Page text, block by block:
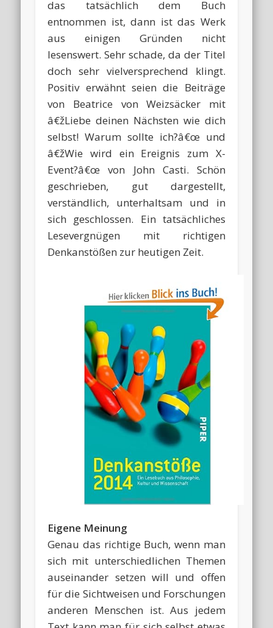
das tatsächlich dem Buch
entnommen ist, dann ist das Werk
aus einigen Gründen nicht
lesenswert. Sehr schade, da der Titel
doch sehr vielversprechend klingt.
Positiv erwähnt seien die Beiträge
von Beatrice von Weizsäcker mit
â€žLiebe deinen Nächsten wie dich
selbst! Warum sollte ich?â€œ und
â€žWie wird ein Ereignis zum X-
Event?â€œ von John Casti. Schön
geschrieben, gut dargestellt,
verständlich, unterhaltsam und in
sich geschlossen. Ein tatsächliches
Lesevergnügen mit richtigen
Denkanstößen zur heutigen Zeit.
Eigene Meinung
Genau das richtige Buch, wenn man
sich mit unterschiedlichen Themen
auseinander setzen will und offen
für die Sichtweisen und Forschungen
anderen Menschen ist. Aus jedem